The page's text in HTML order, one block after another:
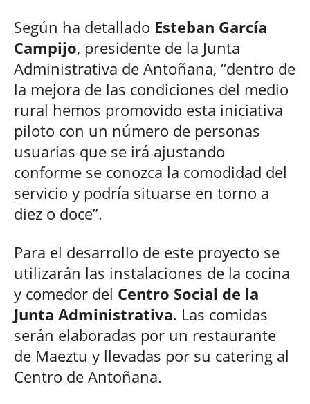
Según ha detallado Esteban García
Campijo, presidente de la Junta
Administrativa de Antoñana, “dentro de
la mejora de las condiciones del medio
rural hemos promovido esta iniciativa
piloto con un número de personas
usuarias que se irá ajustando
conforme se conozca la comodidad del
servicio y podría situarse en torno a
diez o doce”.
Para el desarrollo de este proyecto se
utilizarán las instalaciones de la cocina
y comedor del Centro Social de la
Junta Administrativa. Las comidas
serán elaboradas por un restaurante
de Maeztu y llevadas por su catering al
Centro de Antoñana.